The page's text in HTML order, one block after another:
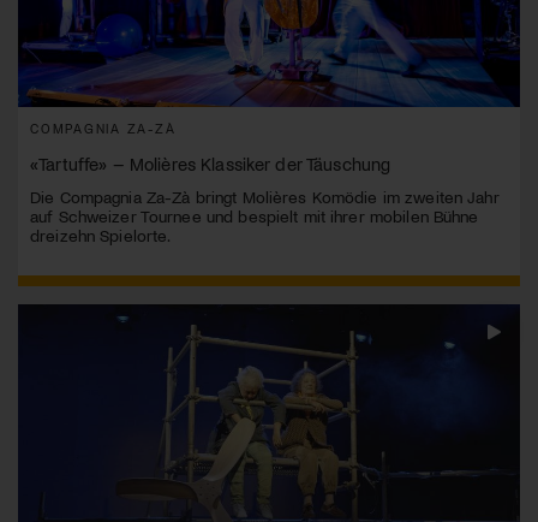
COMPAGNIA ZA-ZÀ
«Tartuffe» – Molières Klassiker der Täuschung
Die Compagnia Za-Zà bringt Molières Komödie im zweiten Jahr
auf Schweizer Tournee und bespielt mit ihrer mobilen Bühne
dreizehn Spielorte.